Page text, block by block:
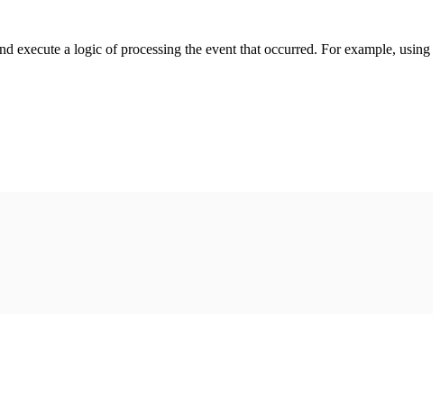
execute a logic of processing the event that occurred. For example, using